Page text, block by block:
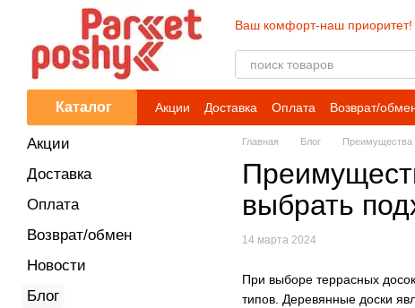
Перейти к основному контенту
Ваш комфорт-наш приоритет!
Каталог Акции Доставка Оплата Возврат/
Главная Блог Преимущества
выбрать
14 марта 2024
При выборе террасных
типов. Деревянные доски
Акции
Доставка
Оплата
Возврат/обмен
Новости
Блог